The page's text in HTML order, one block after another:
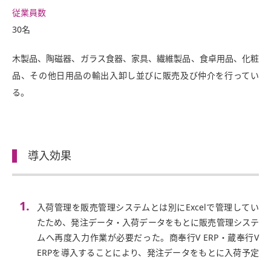
従業員数
30名
木製品、陶磁器、ガラス食器、家具、繊維製品、食卓用品、化粧
品、その他日用品の輸出入卸し並びに販売及び仲介を行ってい
る。
導入効果
入荷管理を販売管理システムとは別にExcelで管理してい
たため、発注データ・入荷データをもとに販売管理システ
ムへ再度入力作業が必要だった。商奉行V ERP・蔵奉行V
ERPを導入することにより、発注データをもとに入荷予定